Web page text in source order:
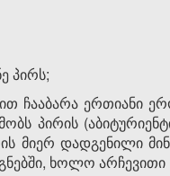
პირს;
ჩააბარა ერთიანი
პირის
მიერ დადგენილი
ხოლო არჩევითი